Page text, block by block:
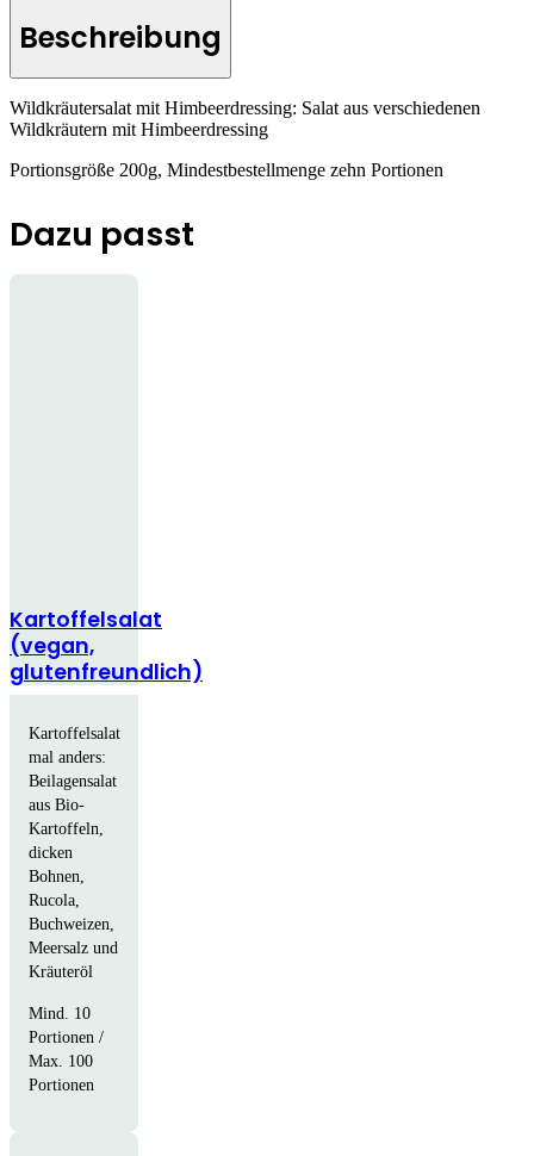
Beschreibung
Wildkräutersalat mit Himbeerdressing: Salat aus verschiedenen
Wildkräutern mit Himbeerdressing
Portionsgröße 200g, Mindestbestellmenge zehn Portionen
Dazu passt
Kartoffelsalat
(vegan,
glutenfreundlich)
Kartoffelsalat
mal anders:
Beilagensalat
aus Bio-
Kartoffeln,
dicken
Bohnen,
Rucola,
Buchweizen,
Meersalz und
Kräuteröl
Mind. 10
Portionen /
Max. 100
Portionen